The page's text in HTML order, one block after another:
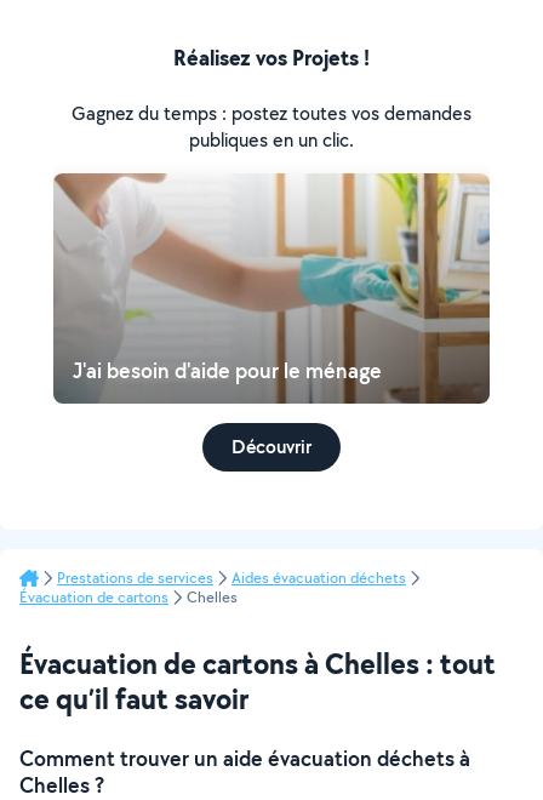
Réalisez vos Projets !
Gagnez du temps : postez toutes vos demandes
publiques en un clic.
J'ai besoin d'aide pour le ménage
Découvrir
Prestations de services
Aides évacuation déchets
Évacuation de cartons
Chelles
Évacuation de cartons à Chelles : tout
ce qu’il faut savoir
Comment trouver un aide évacuation déchets à
Chelles ?